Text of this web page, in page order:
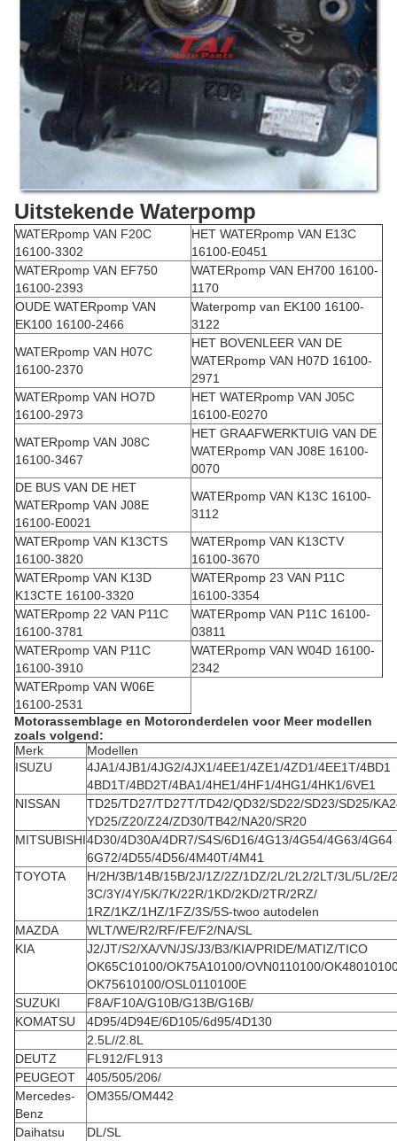
Uitstekende Waterpomp
WATERpomp VAN F20C
16100-3302
HET WATERpomp VAN E13C
16100-E0451
WATERpomp VAN EF750
16100-2393
WATERpomp VAN EH700 16100-
1170
OUDE WATERpomp VAN
EK100 16100-2466
Waterpomp van EK100 16100-
3122
WATERpomp VAN H07C
16100-2370
HET BOVENLEER VAN DE
WATERpomp VAN H07D 16100-
2971
WATERpomp VAN HO7D
16100-2973
HET WATERpomp VAN J05C
16100-E0270
WATERpomp VAN J08C
16100-3467
HET GRAAFWERKTUIG VAN DE
WATERpomp VAN J08E 16100-
0070
DE BUS VAN DE HET
WATERpomp VAN J08E
16100-E0021
WATERpomp VAN K13C 16100-
3112
WATERpomp VAN K13CTS
16100-3820
WATERpomp VAN K13CTV
16100-3670
WATERpomp VAN K13D
K13CTE 16100-3320
WATERpomp 23 VAN P11C
16100-3354
WATERpomp 22 VAN P11C
16100-3781
WATERpomp VAN P11C 16100-
03811
WATERpomp VAN P11C
16100-3910
WATERpomp VAN W04D 16100-
2342
WATERpomp VAN W06E
16100-2531
Motorassemblage en Motoronderdelen voor Meer modellen
zoals volgend:
Merk
Modellen
ISUZU
4JA1/4JB1/4JG2/4JX1/4EE1/4ZE1/4ZD1/4EE1T/4BD1
4BD1T/4BD2T/4BA1/4HE1/4HF1/4HG1/4HK1/6VE1
NISSAN
TD25/TD27/TD27T/TD42/QD32/SD22/SD23/SD25/
YD25/Z20/Z24/ZD30/TB42/NA20/SR20
MITSUBISHI4D30/4D30A/4DR7/S4S/6D16/4G13/4G54/4G63/4G64
6G72/4D55/4D56/4M40T/4M41
TOYOTA
H/2H/3B/14B/15B/2J/1Z/2Z/1DZ/2L/2L2/2LT/3L/5L/2E/
3C/3Y/4Y/5K/7K/22R/1KD/2KD/2TR/2RZ/
1RZ/1KZ/1HZ/1FZ/3S/5S-twoo autodelen
MAZDA
WLT/WE/R2/RF/FE/F2/NA/SL
KIA
J2/JT/S2/XA/VN/JS/J3/B3/KIA/PRIDE/MATIZ/TICO
OK65C10100/OK75A10100/OVN0110100/
OK75610100/OSL0110100E
SUZUKI
F8A/F10A/G10B/G13B/G16B/
KOMATSU
4D95/4D94E/6D105/6d95/4D130
2.5L//2.8L
DEUTZ
FL912/FL913
PEUGEOT
405/505/206/
Mercedes-
Benz
OM355/OM442
Daihatsu DL/SL